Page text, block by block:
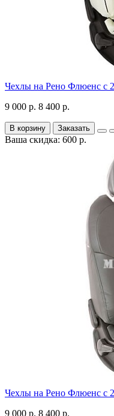
Чехлы на Рено Флюенс с
9 000 р. 8 400 р.
В корзину Заказать
Ваша скидка: 600 р.
Чехлы на Рено Флюенс с
9 000 р. 8 400 р.